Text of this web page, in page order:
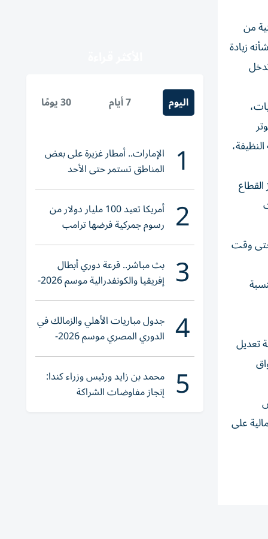
الصادرات الصينية من
زيادة
التي تدخل
حتى وقت
تعديل
على
اليوم 7 أيام 30 يومًا
1 الإمارات.. أمطار غزيرة على بعض
المناطق تستمر حتى الأحد
2 أمريكا تعيد 100 مليار دولار من
رسوم جمركية فرضها ترامب
3 بث مباشر.. قرعة دوري أبطال
إفريقيا والكونفدرالية موسم 2026-
2027
4 جدول مباريات الأهلي والزمالك في
الدوري المصري موسم 2026-
2027
5 محمد بن زايد ورئيس وزراء كندا:
إنجاز مفاوضات الشراكة